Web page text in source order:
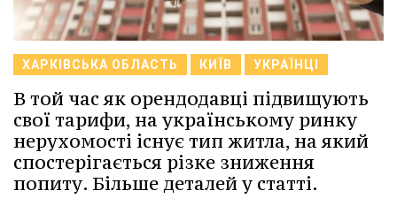
ХАРКІВСЬКА ОБЛАСТЬ КИЇВ УКРАЇНЦІ
В той час як орендодавці підвищують
свої тарифи, на українському ринку
нерухомості існує тип житла, на який
спостерігається різке зниження
попиту. Більше деталей у статті.